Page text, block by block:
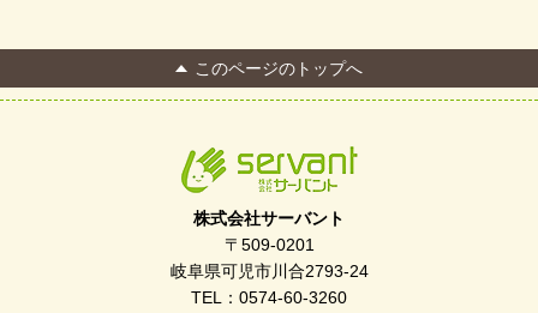
2026/04/13
FC Bombonera 岐阜県No.1
令和7年度 岐阜県スポーツ賞「FC Bombonera」
このページのトップへ
株式会社サーバント
〒509-0201
岐阜県可児市川合2793-24
TEL：0574-60-3260